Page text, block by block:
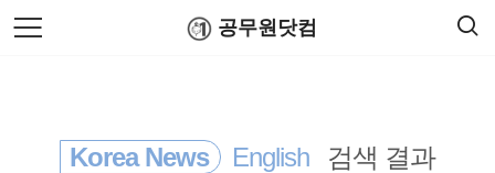
본
문
공무원닷컴
Korea News English 검색 결과
검
색
정부24